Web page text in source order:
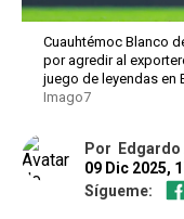
Cuauhtémoc Blanco
por agredir al
juego de leyendas en
Imago7
Por
Edgardo
09 Dic 2025,
Sígueme: